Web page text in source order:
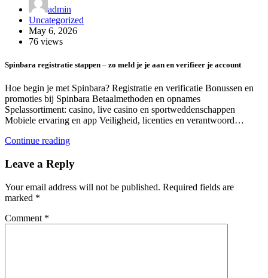
admin
Uncategorized
May 6, 2026
76 views
Spinbara registratie stappen – zo meld je je aan en verifieer je account
Hoe begin je met Spinbara? Registratie en verificatie Bonussen en
promoties bij Spinbara Betaalmethoden en opnames
Spelassortiment: casino, live casino en sportweddenschappen
Mobiele ervaring en app Veiligheid, licenties en verantwoord…
Continue reading
Leave a Reply
Your email address will not be published. Required fields are
marked *
Comment *